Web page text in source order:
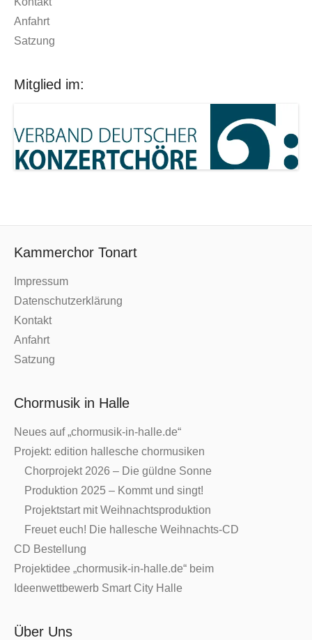
Anfahrt
Satzung
Mitglied im:
Kammerchor Tonart
Impressum
Datenschutzerklärung
Kontakt
Anfahrt
Satzung
Chormusik in Halle
Neues auf „chormusik-in-halle.de“
Projekt: edition hallesche chormusiken
Chorprojekt 2026 – Die güldne Sonne
Produktion 2025 – Kommt und singt!
Projektstart mit Weihnachtsproduktion
Freuet euch! Die hallesche Weihnachts-CD
CD Bestellung
Projektidee „chormusik-in-halle.de“ beim
Ideenwettbewerb Smart City Halle
Über Uns